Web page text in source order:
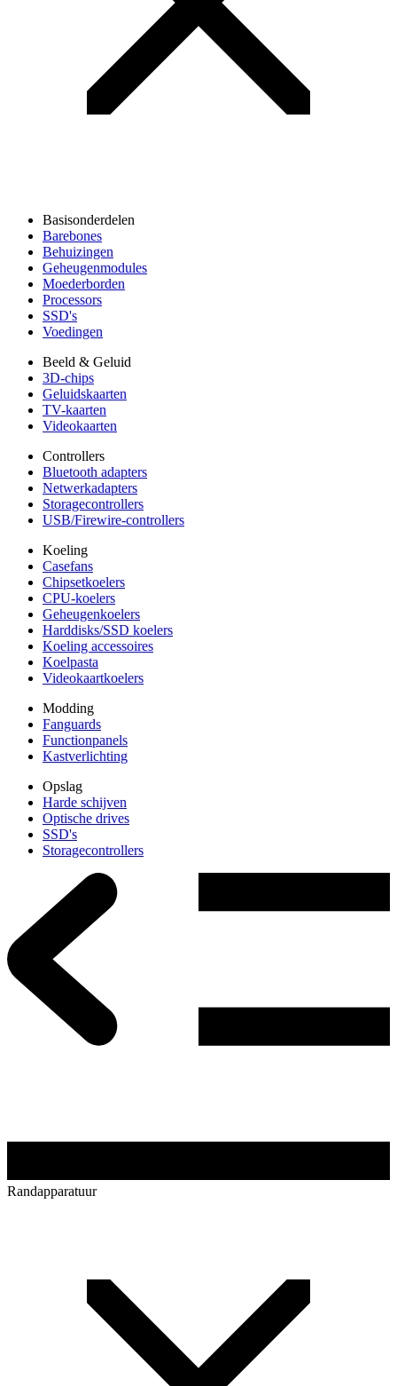
Basisonderdelen
Barebones
Behuizingen
Geheugenmodules
Moederborden
Processors
SSD's
Voedingen
Beeld & Geluid
3D-chips
Geluidskaarten
TV-kaarten
Videokaarten
Controllers
Bluetooth adapters
Netwerkadapters
Storagecontrollers
USB/Firewire-controllers
Koeling
Casefans
Chipsetkoelers
CPU-koelers
Geheugenkoelers
Harddisks/SSD koelers
Koeling accessoires
Koelpasta
Videokaartkoelers
Modding
Fanguards
Functionpanels
Kastverlichting
Opslag
Harde schijven
Optische drives
SSD's
Storagecontrollers
Randapparatuur